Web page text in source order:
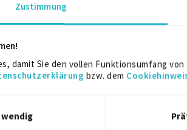
Zustimmung
damit Sie den vollen Funktionsumfang
bzw. dem
SAP Consultant